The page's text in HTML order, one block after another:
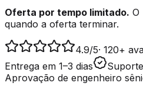
Oferta por tempo limitado. O
quando a oferta terminar.
4.9/5· 120+
Entrega em 1–3 dias
Aprovação de engenheiro